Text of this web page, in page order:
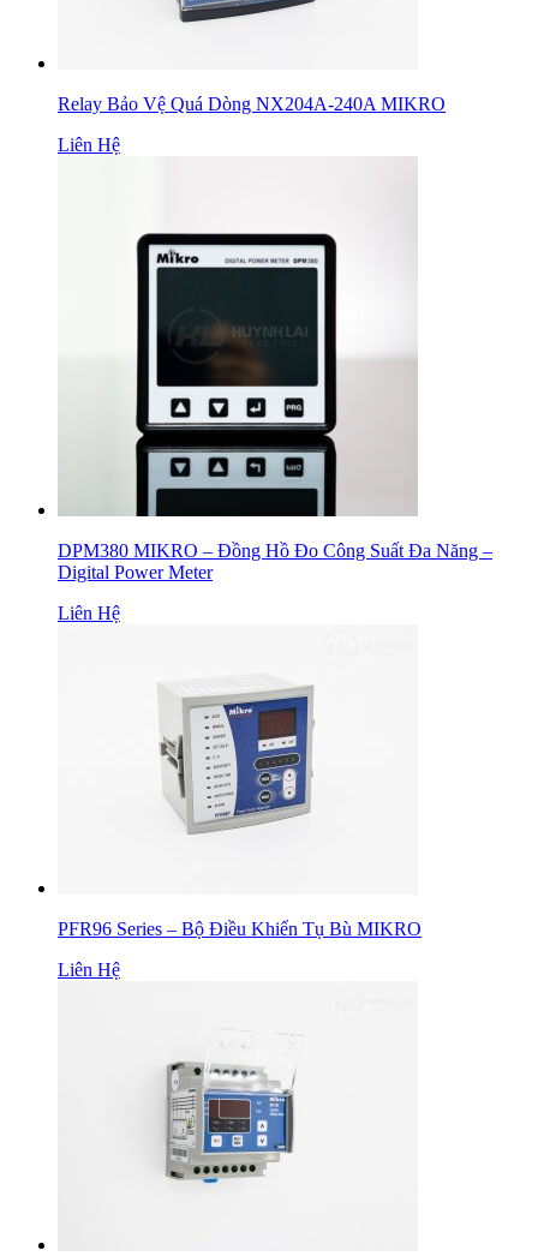
Relay Bảo Vệ Quá Dòng NX204A-240A MIKRO
Liên Hệ
DPM380 MIKRO – Đồng Hồ Đo Công Suất Đa Năng –
Digital Power Meter
Liên Hệ
PFR96 Series – Bộ Điều Khiển Tụ Bù MIKRO
Liên Hệ